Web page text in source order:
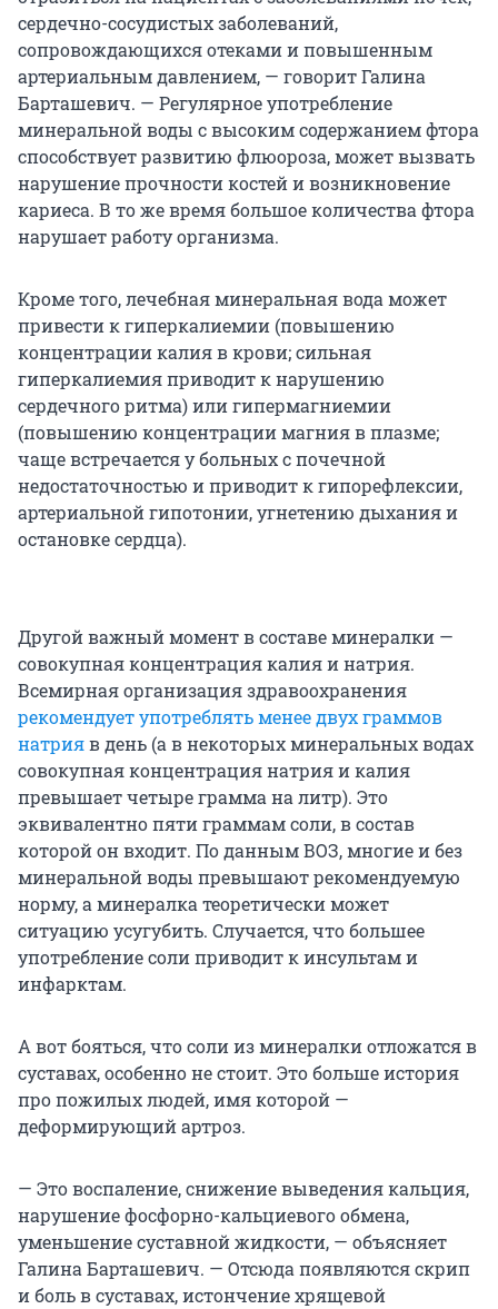
сердечно-сосудистых заболеваний,
сопровождающихся отеками и повышенным
артериальным давлением, — говорит Галина
Барташевич. — Регулярное употребление
минеральной воды с высоким содержанием фтора
способствует развитию флюороза, может вызвать
нарушение прочности костей и возникновение
кариеса. В то же время большое количества фтора
нарушает работу организма.
Кроме того, лечебная минеральная вода может
привести к гиперкалиемии (повышению
концентрации калия в крови; сильная
гиперкалиемия приводит к нарушению
сердечного ритма) или гипермагниемии
(повышению концентрации магния в плазме;
чаще встречается у больных с почечной
недостаточностью и приводит к гипорефлексии,
артериальной гипотонии, угнетению дыхания и
остановке сердца).
Другой важный момент в составе минералки —
совокупная концентрация калия и натрия.
Всемирная организация здравоохранения
рекомендует употреблять менее двух граммов
натрияв день (а в некоторых минеральных водах
совокупная концентрация натрия и калия
превышает четыре грамма на литр). Это
эквивалентно пяти граммам соли, в состав
которой он входит. По данным ВОЗ, многие и без
минеральной воды превышают рекомендуемую
норму, а минералка теоретически может
ситуацию усугубить. Случается, что большее
употребление соли приводит к инсультам и
инфарктам.
А вот бояться, что соли из минералки отложатся в
суставах, особенно не стоит. Это больше история
про пожилых людей, имя которой —
деформирующий артроз.
— Это воспаление, снижение выведения кальция,
нарушение фосфорно-кальциевого обмена,
уменьшение суставной жидкости, — объясняет
Галина Барташевич. — Отсюда появляются скрип
и боль в суставах, истончение хрящевой